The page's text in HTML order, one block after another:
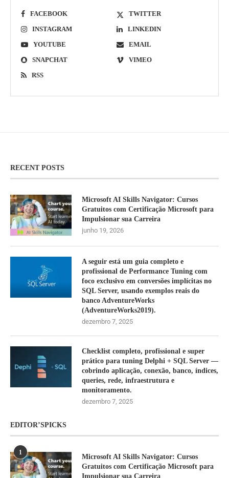
FACEBOOK
TWITTER
INSTAGRAM
LINKEDIN
YOUTUBE
EMAIL
SNAPCHAT
VIMEO
RSS
RECENT POSTS
Microsoft AI Skills Navigator: Cursos
Gratuitos com Certificação Microsoft para
Impulsionar sua Carreira
junho 19, 2026
A seguir está um guia completo e
profissional de Performance Tuning com
foco exclusivo em conversões implícitas no
SQL Server, usando exemplos reais do
banco AdventureWorks
(AdventureWorks2019).
dezembro 7, 2025
Checklist completo, profissional e super
prático para tuning Delphi + SQL Server —
cobrindo aplicação, conexão, banco, índices,
queries, rede, infraestrutura e
monitoramento.
dezembro 7, 2025
EDITOR’SPICKS
1
Microsoft AI Skills Navigator: Cursos
Gratuitos com Certificação Microsoft para
Impulsionar sua Carreira